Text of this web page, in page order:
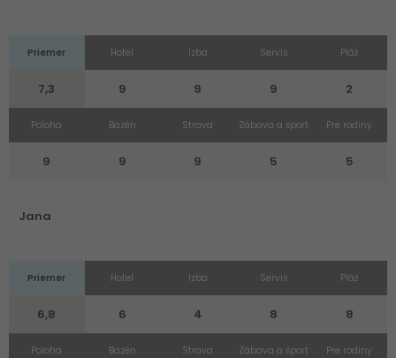
Priemer
7,3
Hotel
9
Izba
9
Servis
9
Pláž
2
Poloha
9
Bazén
9
Strava
9
Zábava a šport
5
Pre rodiny
5
Jana
Priemer
6,8
Hotel
6
Izba
4
Servis
8
Pláž
8
Poloha Bazén Strava Zábava a šport Pre rodiny